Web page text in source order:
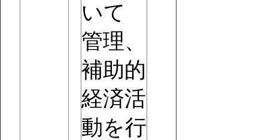
いて
管理、
補助的
経済活
動を行